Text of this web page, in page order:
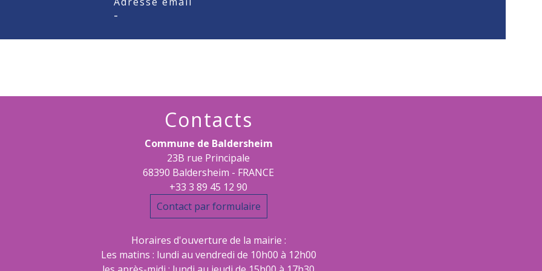
-
Contacts
Commune de Baldersheim
23B rue Principale
68390 Baldersheim - FRANCE
+33 3 89 45 12 90
Contact par formulaire
Horaires d'ouverture de la mairie :
Les matins : lundi au vendredi de 10h00 à 12h00